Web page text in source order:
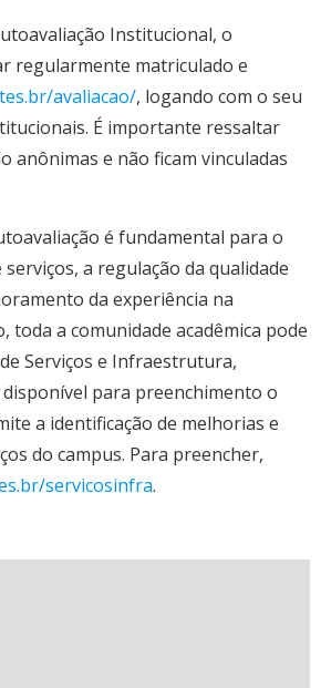
Institucional, o
regularmente matriculado e
avaliacao/, logando com o seu
É importante ressaltar
anônimas e não ficam vinculadas
é fundamental para o
a regulação da qualidade
da experiência na
toda a comunidade acadêmica pode
Serviços e Infraestrutura,
para preenchimento o
a identificação de melhorias e
do campus. Para preencher,
servicosinfra.